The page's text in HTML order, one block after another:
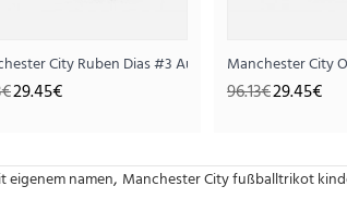
für Kinder 2025-26 Kurzarm (+ Kurze Hosen)
City Ruben Dias #3 Auswärts Trikotsatz für
29.45€
Manchester City
96.13€29.45€
eigenem namen, Manchester City fußballtrikot